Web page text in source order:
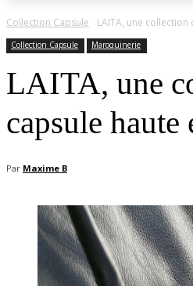
Collection Capsule LAITA, une
Collection Capsule Maroquinerie
LAITA, une
capsule haute
Par Maxime B